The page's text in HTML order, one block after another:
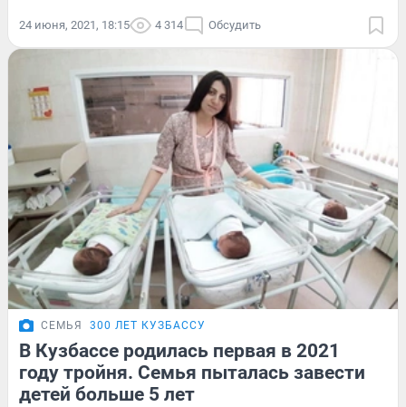
24 июня, 2021, 18:15 4 314 Обсудить
СЕМЬЯ 300 ЛЕТ КУЗБАССУ
В Кузбассе родилась первая в 2021
году тройня. Семья пыталась завести
детей больше 5 лет